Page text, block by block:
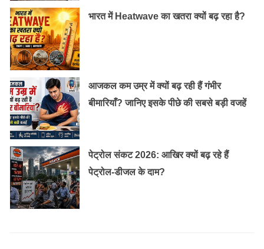
महर्षि भृगु ने ली थी तीनों देवों की परीक्षा, श्रीहरि विष्णु
ने सहलाया था मुनि का पैर
परंपरा के नाम पर अत्याचार, इन देशों में अब भी जारी है
महिला खतना
एक महिला का ईरान में बाल खुले रखना क़ानूनी जुर्म है.
भारत में Heatwave का खतरा क्यों बढ़ रहा है?
आजकल कम उम्र में क्यों बढ़ रही हैं गंभीर
बीमारियाँ? जानिए इसके पीछे की सबसे बड़ी वजहें
पेट्रोल संकट 2026: आखिर क्यों बढ़ रहे हैं
पेट्रोल-डीजल के दाम?